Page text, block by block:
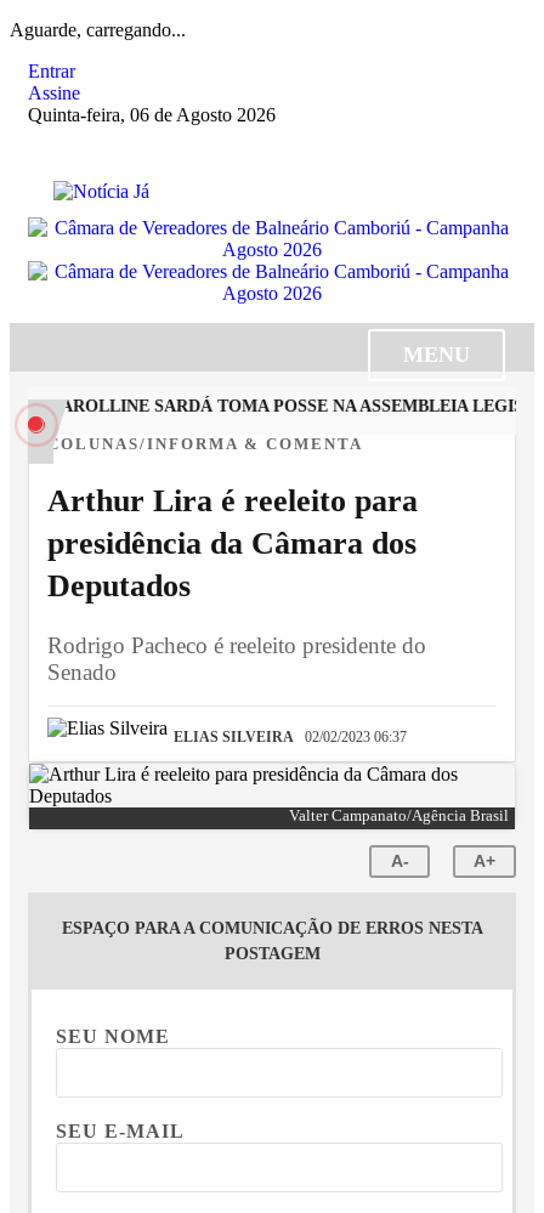
Aguarde, carregando...
Entrar
Assine
Quinta-feira, 06 de Agosto 2026
MENU
CAROLLINE SARDÁ TOMA POSSE NA ASSEMBLEIA
COLUNAS/INFORMA & COMENTA
Arthur Lira é reeleito para
presidência da Câmara dos
Deputados
Rodrigo Pacheco é reeleito presidente do
Senado
ELIAS SILVEIRA 02/02/2023 06:37
Valter Campanato/Agência Brasil
A- A+
ESPAÇO PARA A COMUNICAÇÃO DE ERROS NESTA
POSTAGEM
SEU NOME
SEU E-MAIL